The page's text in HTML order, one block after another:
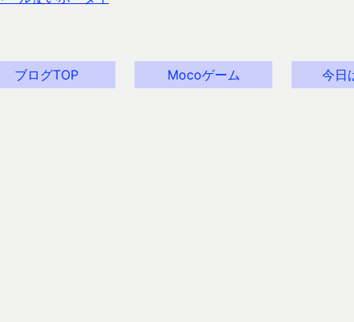
ブログTOP Mocoゲーム 今日